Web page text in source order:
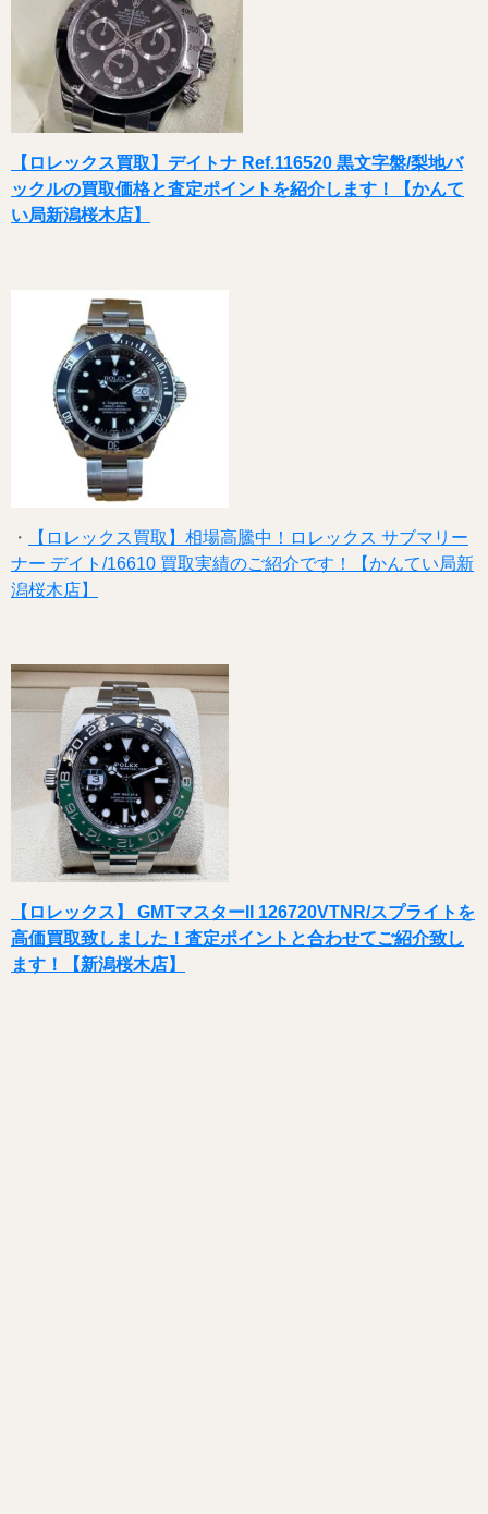
【ロレックス買取】デイトナ Ref.116520 黒文字盤/梨地バ
ックルの買取価格と査定ポイントを紹介します！【かんて
い局新潟桜木店】
・
【ロレックス買取】相場高騰中！ロレックス サブマリー
ナー デイト/16610 買取実績のご紹介です！【かんてい局新
潟桜木店】
【ロレックス】 GMTマスターII 126720VTNR/スプライトを
高価買取致しました！査定ポイントと合わせてご紹介致し
ます！【新潟桜木店】